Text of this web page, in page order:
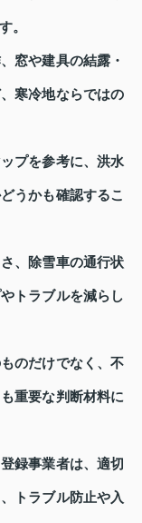
。
窓や建具の結露・
寒冷地ならではの
プを参考に、洪水
うかも確認するこ
、除雪車の通行状
トラブルを減らし
のだけでなく、不
重要な判断材料に
録事業者は、適切
トラブル防止や入